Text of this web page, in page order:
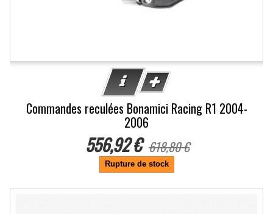
Commandes reculées Bonamici Racing R1 2004-
2006
556,92 € 618,80 €
Rupture de stock